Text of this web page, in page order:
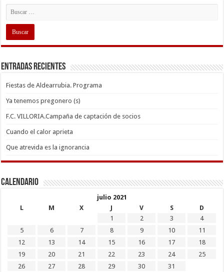
Entradas recientes
Fiestas de Aldearrubia. Programa
Ya tenemos pregonero (s)
F.C. VILLORIA.Campaña de captación de socios
Cuando el calor aprieta
Que atrevida es la ignorancia
Calendario
julio 2021
L
M X J V S
D
1
2 3
4
5
6 7 8 9 10
11
12
13 14 15 16 17
18
19
20 21 22 23 24
25
26
27 28 29 30
31